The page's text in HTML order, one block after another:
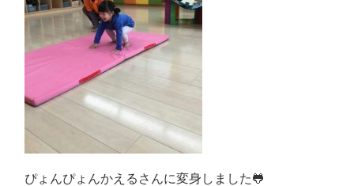
ぴょんぴょんかえるさんに変身しました🐸